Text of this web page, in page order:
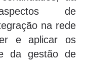
de
na rede
e aplicar os
da gestão de